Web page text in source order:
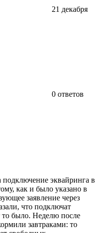
21 декабря
0 ответов
подключение эквайринга в
как и было указано в
заявление через
что подключат
то было. Неделю после
завтраками: то